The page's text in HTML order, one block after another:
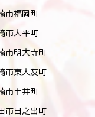
市福岡町
市大平町
市明大寺町
市東大友町
市土井町
市日之出町